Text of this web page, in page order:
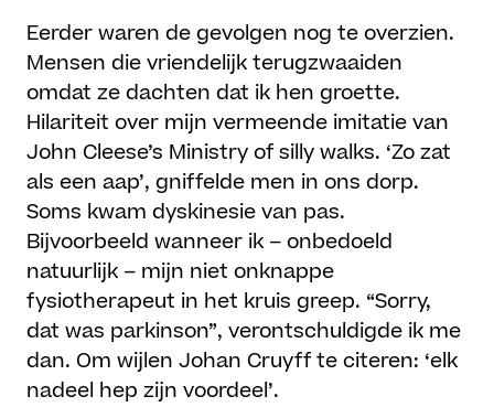
Eerder waren de gevolgen nog te overzien.
Mensen die vriendelijk terugzwaaiden
omdat ze dachten dat ik hen groette.
Hilariteit over mijn vermeende imitatie van
John Cleese’s Ministry of silly walks. ‘Zo zat
als een aap’, gniffelde men in ons dorp.
Soms kwam dyskinesie van pas.
Bijvoorbeeld wanneer ik – onbedoeld
natuurlijk – mijn niet onknappe
fysiotherapeut in het kruis greep. “Sorry,
dat was parkinson”, verontschuldigde ik me
dan. Om wijlen Johan Cruyff te citeren: ‘elk
nadeel hep zijn voordeel’.